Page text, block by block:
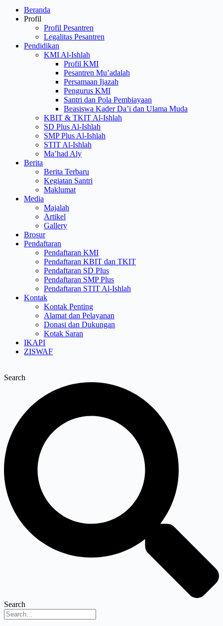
Beranda
Profil
Profil Pesantren
Legalitas Pesantren
Pendidikan
KMI Al-Ishlah
Profil KMI
Pesantren Mu’adalah
Persamaan Ijazah
Pengurus KMI
Santri dan Pola Pembiayaan
Beasiswa Kader Da’i dan Ulama Muda
KBIT & TKIT Al-Ishlah
SD Plus Al-Ishlah
SMP Plus Al-Ishlah
STIT Al-Ishlah
Ma’had Aly
Berita
Berita Terbaru
Kegiatan Santri
Maklumat
Media
Majalah
Artikel
Gallery
Brosur
Pendaftaran
Pendaftaran KMI
Pendaftaran KBIT dan TKIT
Pendaftaran SD Plus
Pendaftaran SMP Plus
Pendaftaran STIT Al-Ishlah
Kontak
Kontak Penting
Alamat dan Pelayanan
Donasi dan Dukungan
Kotak Saran
IKAPI
ZISWAF
Search
Search